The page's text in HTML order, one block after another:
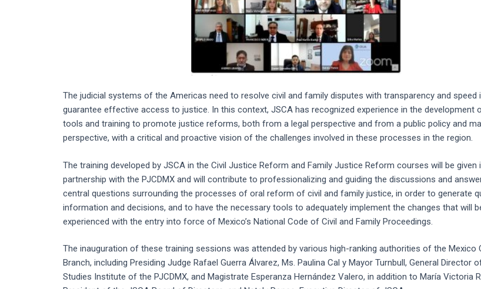
The judicial systems of the Americas need to resolve civil and family disputes with transparency and speed
guarantee effective access to justice. In this context, JSCA has recognized experience in the development
tools and training to promote justice reforms, both from a legal perspective and from a public policy and
perspective, with a critical and proactive vision of the challenges involved in these processes in the region.
The training developed by JSCA in the Civil Justice Reform and Family Justice Reform courses will be given
partnership with the PJCDMX and will contribute to professionalizing and guiding the discussions and
central questions surrounding the processes of oral reform of civil and family justice, in order to generate
information and decisions, and to have the necessary tools to adequately implement the changes that will
experienced with the entry into force of Mexico’s National Code of Civil and Family Proceedings.
The inauguration of these training sessions was attended by various high-ranking authorities of the Mexico
Branch, including Presiding Judge Rafael Guerra Álvarez, Ms. Paulina Cal y Mayor Turnbull, General Director
Studies Institute of the PJCDMX, and Magistrate Esperanza Hernández Valero, in addition to María Victoria